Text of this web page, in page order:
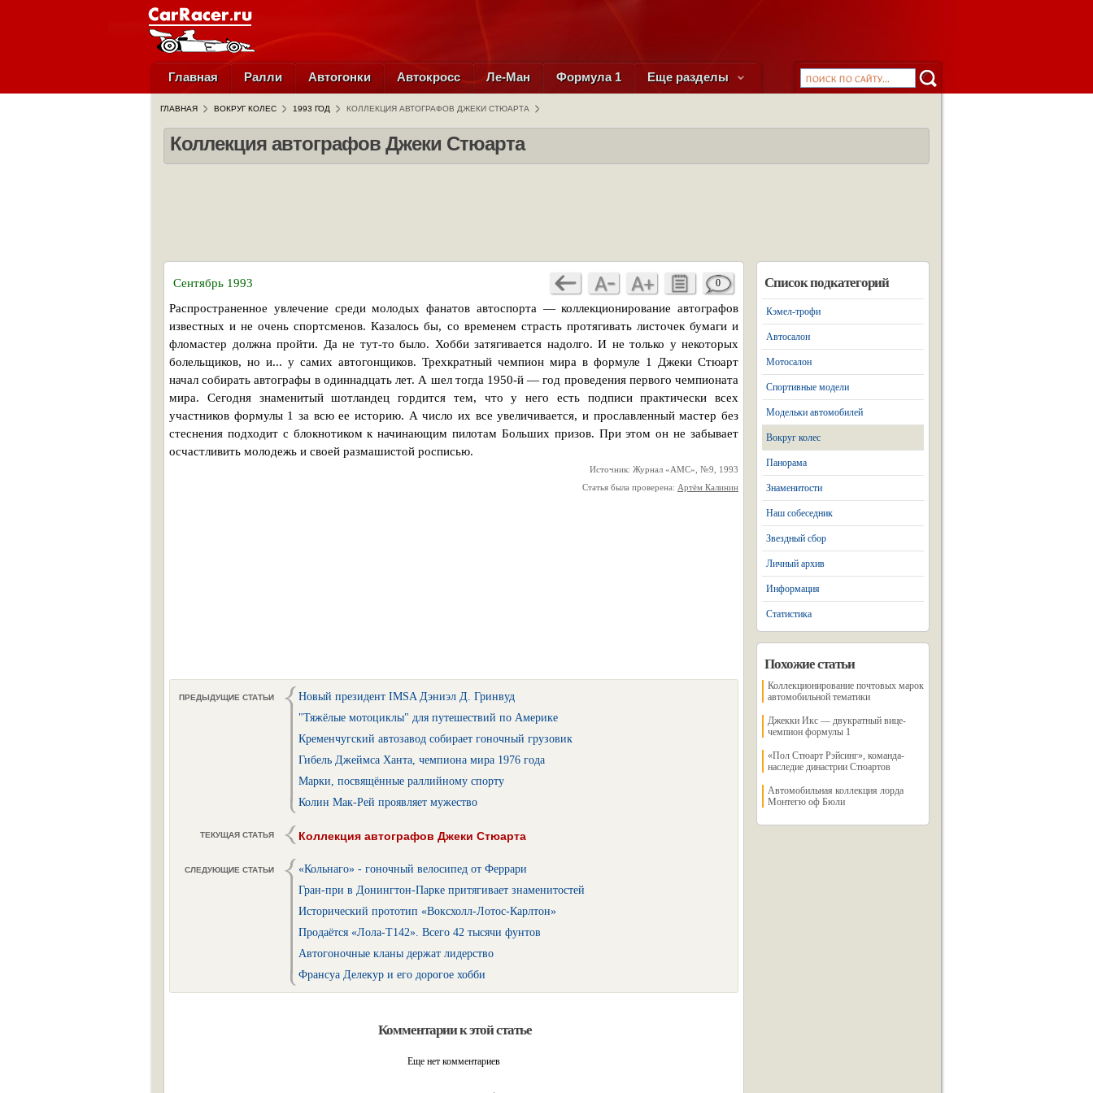
Главная Ралли Автогонки Автокросс Ле-Ман Формула 1 Еще разделы
ГЛАВНАЯ ВОКРУГ КОЛЕС 1993 ГОД КОЛЛЕКЦИЯ АВТОГРАФОВ ДЖЕКИ СТЮАРТА
Коллекция автографов Джеки Стюарта
Сентябрь 1993 0
Распространенное увлечение среди молодых фанатов автоспорта — коллекционирование автографов
известных и не очень спортсменов. Казалось бы, со временем страсть протягивать листочек бумаги и
фломастер должна пройти. Да не тут-то было. Хобби затягивается надолго. И не только у некоторых
болельщиков, но и... у самих автогонщиков. Трехкратный чемпион мира в формуле 1 Джеки Стюарт
начал собирать автографы в одиннадцать лет. А шел тогда 1950-й — год проведения первого чемпионата
мира. Сегодня знаменитый шотландец гордится тем, что у него есть подписи практически всех
участников формулы 1 за всю ее историю. А число их все увеличивается, и прославленный мастер без
стеснения подходит с блокнотиком к начинающим пилотам Больших призов. При этом он не забывает
осчастливить молодежь и своей размашистой росписью.
Источник: Журнал «АМС», №9, 1993
Статья была проверена: Артём Калинин
ПРЕДЫДУЩИЕ СТАТЬИ
Новый президент IMSA Дэниэл Д. Гринвуд
"Тяжёлые мотоциклы" для путешествий по Америке
Кременчугский автозавод собирает гоночный грузовик
Гибель Джеймса Ханта, чемпиона мира 1976 года
Марки, посвящённые раллийному спорту
Колин Мак-Рей проявляет мужество
ТЕКУЩАЯ СТАТЬЯ Коллекция автографов Джеки Стюарта
СЛЕДУЮЩИЕ СТАТЬИ
«Кольнаго» - гоночный велосипед от Феррари
Гран-при в Донингтон-Парке притягивает знаменитостей
Исторический прототип «Воксхолл-Лотос-Карлтон»
Продаётся «Лола-Т142». Всего 42 тысячи фунтов
Автогоночные кланы держат лидерство
Франсуа Делекур и его дорогое хобби
Комментарии к этой статье
Еще нет комментариев
Список подкатегорий
Кэмел-трофи
Автосалон
Мотосалон
Спортивные модели
Модельки автомобилей
Вокруг колес
Панорама
Знаменитости
Наш собеседник
Звездный сбор
Личный архив
Информация
Статистика
Похожие статьи
Коллекционирование почтовых марок
автомобильной тематики
Джекки Икс — двукратный вице-
чемпион формулы 1
«Пол Стюарт Рэйсинг», команда-
наследие династрии Стюартов
Автомобильная коллекция лорда
Монтегю оф Бюли